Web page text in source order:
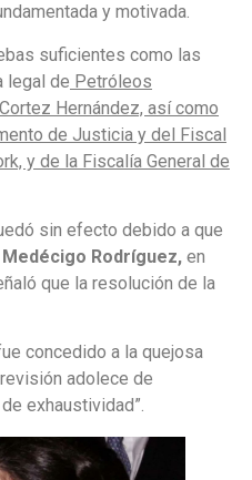
y motivada.
suficientes como las
legal de Petróleos
Hernández, así como
de Justicia y del Fiscal
y de la Fiscalía General de
sin efecto debido a que
Rodríguez, en
que la resolución de la
concedido a la quejosa
adolece de
exhaustividad”.